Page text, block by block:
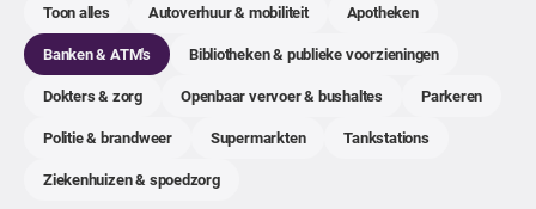
Toon alles Autoverhuur & mobiliteit
Apotheken
Banken & ATM's
Bibliotheken & publieke voorzieningen
Dokters & zorg
Openbaar vervoer & bushaltes
Parkeren
Politie & brandweer
Supermarkten
Tankstations
Ziekenhuizen & spoedzorg